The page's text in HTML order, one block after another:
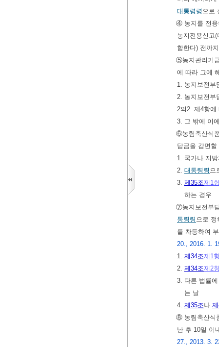
대통령령 으로
④ 농지를 전용
농지전용신고
함한다) 전까
⑤농지관리기
에 따라 그에
1. 농지보전
2. 농지보전부
2의2. 제4항
3. 그 밖에 이
⑥농림축산식
담금을 감면
1. 국가나 지
2. 대통령령 으
3. 제35조제1
하는 경우
⑦농지보전부
통령령 으로
를 차등하여
20., 2016. 1.
1. 제34조제1
2. 제34조제2
3. 다른 법률
는 날
4. 제35조나
⑧ 농림축산식
난 후 10일 이
27., 2013. 3.